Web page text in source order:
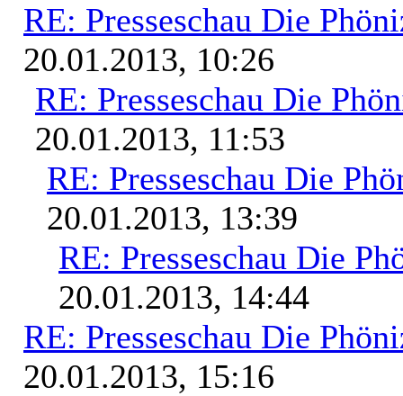
RE: Presseschau Die
20.01.2013, 10:26
RE: Presseschau Die
20.01.2013, 11:53
RE: Presseschau Die
20.01.2013, 13:39
RE: Presseschau Die
20.01.2013, 14:44
RE: Presseschau Die
20.01.2013, 15:16